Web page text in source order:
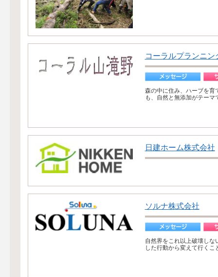
コーラルプランニン
森の中に住み、ハーブを育
も、自然と無添加がテー
日建ホーム株式会社
ソルナ株式会社
自然界をこれ以上破壊し
した行動から変えて行く